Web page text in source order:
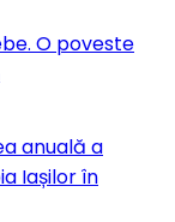
O poveste
anuală a
Iașilor în